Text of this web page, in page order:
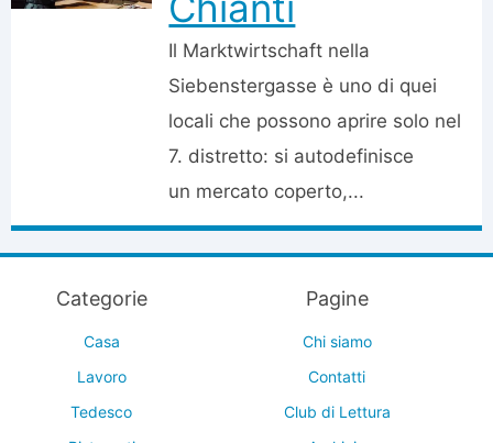
Il Marktwirtschaft nella
Siebenstergasse è uno di quei
locali che possono aprire solo nel
7. distretto: si autodefinisce
un mercato coperto,...
Categorie
Casa
Lavoro
Tedesco
Pagine
Chi siamo
Contatti
Club di Lettura